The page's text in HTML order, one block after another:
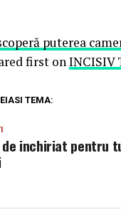
puterea
first onINCISIV
TEMA:
de inchiriat pentru